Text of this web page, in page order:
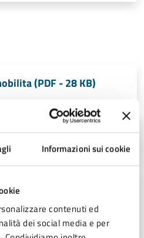
Informazioni sui cookie
contenuti ed
dei social media e per
(PDF - 28 KB)
Direttivo Amm
e Convocazione
DIRETTIVO Servizio